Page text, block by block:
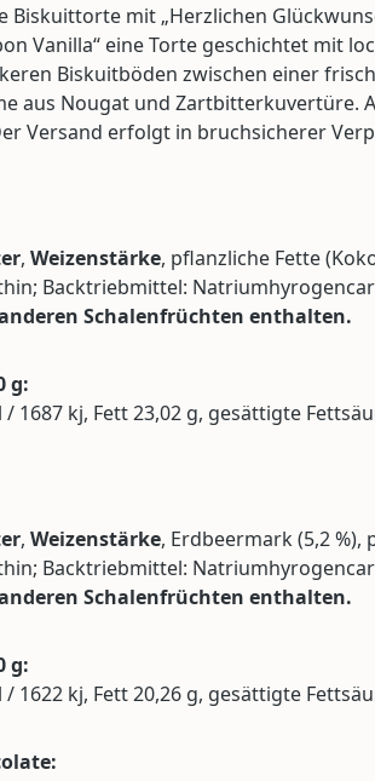
Biskuittorte mit „Herzlichen
Vanilla“ eine Torte geschichtet mit
Biskuitböden zwischen einer
aus Nougat und Zartbitterkuvertüre.
Versand erfolgt in bruchsicherer
, Weizenstärke, pflanzliche Fette
Backtriebmittel:
Schalenfrüchten enthalten.
g:
1687 kj, Fett 23,02 g, gesättigte
, Weizenstärke, Erdbeermark (5,2
Backtriebmittel:
Schalenfrüchten enthalten.
g:
1622 kj, Fett 20,26 g, gesättigte